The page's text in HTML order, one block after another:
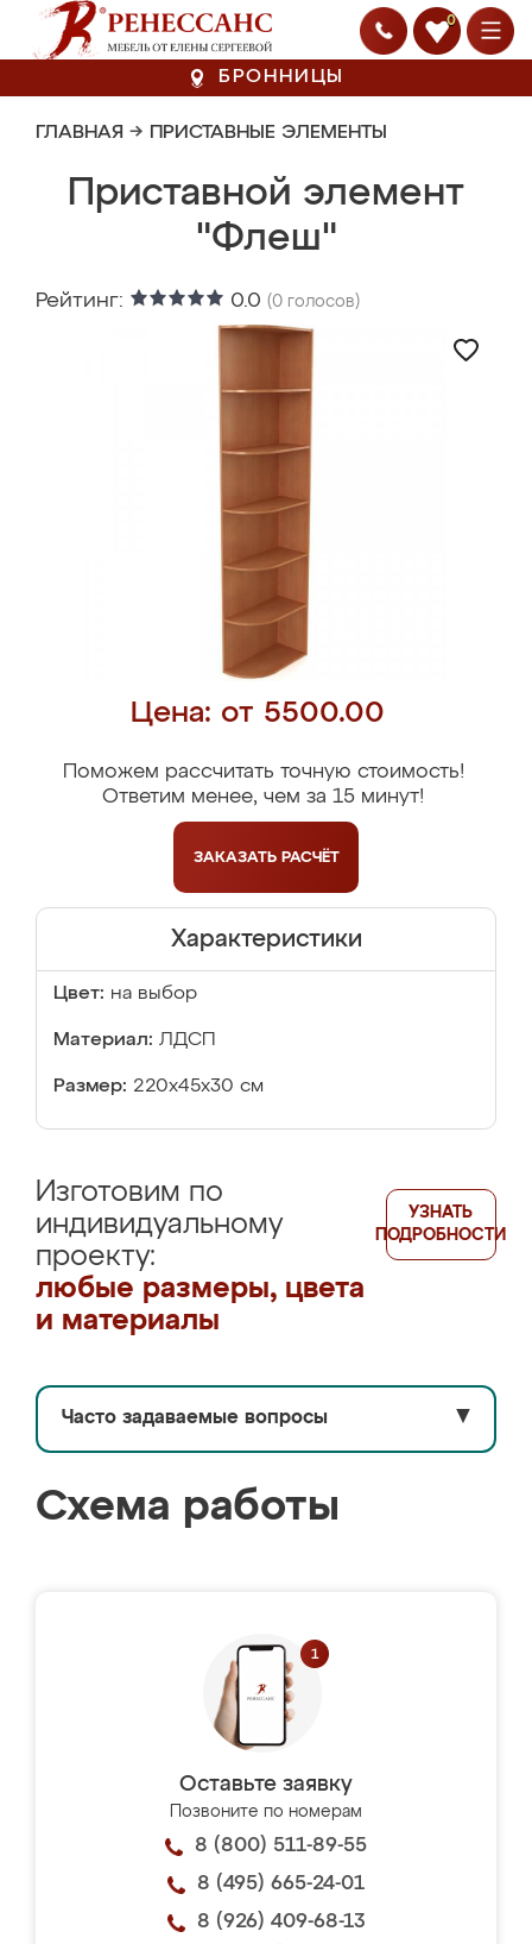
0
БРОННИЦЫ
ГЛАВНАЯ → ПРИСТАВНЫЕ ЭЛЕМЕНТЫ
Приставной элемент
"Флеш"
Рейтинг: 0.0 (0 голосов)
Цена: от 5500.00
Поможем рассчитать точную стоимость!
Ответим менее, чем за 15 минут!
ЗАКАЗАТЬ РАСЧЁТ
Характеристики
Цвет: на выбор
Материал: ЛДСП
Размер: 220х45х30 см
Изготовим по
индивидуальному
проекту:
любые размеры, цвета
и материалы
УЗНАТЬ
ПОДРОБНОСТИ
Часто задаваемые вопросы ▼
Схема работы
Оставьте заявку
Позвоните по номерам
8 (800) 511-89-55
8 (495) 665-24-01
8 (926) 409-68-13